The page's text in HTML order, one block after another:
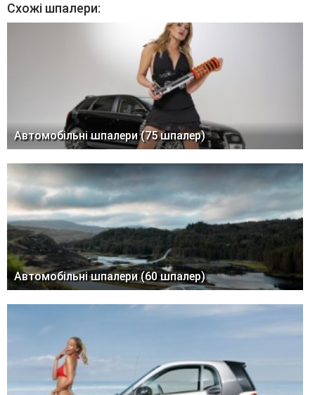
Схожі шпалери:
Автомобільні шпалери (75 шпалер)
Автомобільні шпалери (60 шпалер)